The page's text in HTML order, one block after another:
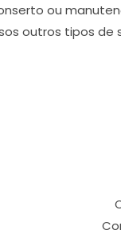
ou
outros tipos de